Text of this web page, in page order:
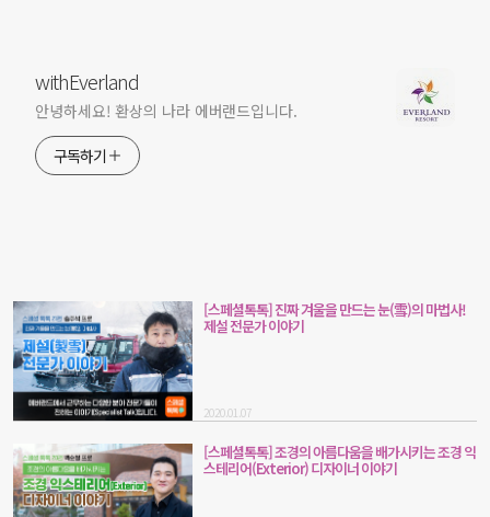
withEverland
안녕하세요! 환상의 나라 에버랜드입니다.
구독하기
[스페셜톡톡] 진짜 겨울을 만드는 눈(雪)의 마법사!
제설 전문가 이야기
2020.01.07
[스페셜톡톡] 조경의 아름다움을 배가시키는 조경 익
스테리어(Exterior) 디자이너 이야기